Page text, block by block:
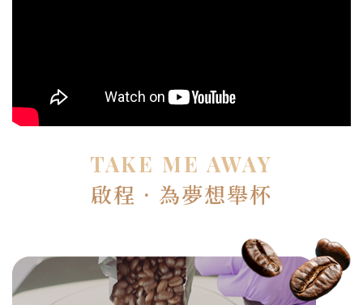
TAKE ME AWAY
啟程．為夢想舉杯